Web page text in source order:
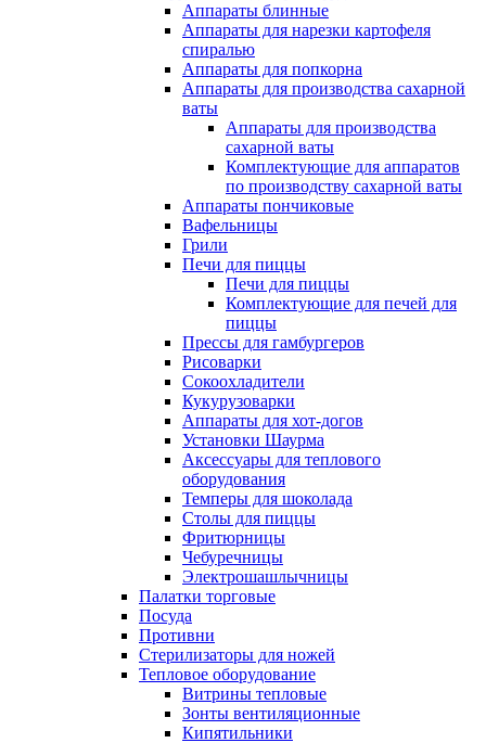
Аппараты блинные
Аппараты для нарезки картофеля
спиралью
Аппараты для попкорна
Аппараты для производства сахарной
ваты
Аппараты для производства
сахарной ваты
Комплектующие для аппаратов
по производству сахарной ваты
Аппараты пончиковые
Вафельницы
Грили
Печи для пиццы
Печи для пиццы
Комплектующие для печей для
пиццы
Прессы для гамбургеров
Рисоварки
Сокоохладители
Кукурузоварки
Аппараты для хот-догов
Установки Шаурма
Аксессуары для теплового
оборудования
Темперы для шоколада
Столы для пиццы
Фритюрницы
Чебуречницы
Электрошашлычницы
Палатки торговые
Посуда
Противни
Стерилизаторы для ножей
Тепловое оборудование
Витрины тепловые
Зонты вентиляционные
Кипятильники